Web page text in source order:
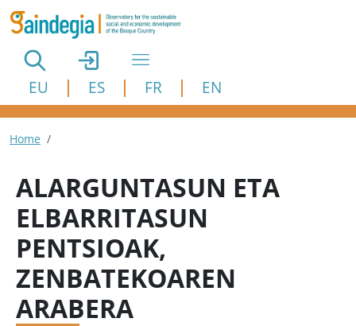
Skip to main content
EU ES FR EN
Breadcrumb
Home
ALARGUNTASUN ETA
ELBARRITASUN
PENTSIOAK,
ZENBATEKOAREN
ARABERA